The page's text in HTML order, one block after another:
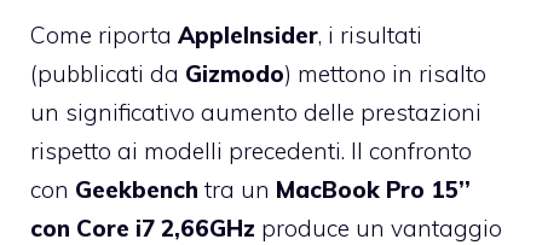
Come riporta AppleInsider, i risultati
(pubblicati da Gizmodo) mettono in risalto
un significativo aumento delle prestazioni
rispetto ai modelli precedenti. Il confronto
con Geekbench tra un MacBook Pro 15’’
con Core i7 2,66GHz produce un vantaggio